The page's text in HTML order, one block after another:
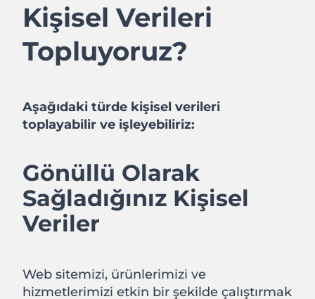
Kişisel Verileri
Topluyoruz?
Aşağıdaki türde kişisel verileri
toplayabilir ve işleyebiliriz:
Gönüllü Olarak
Sağladığınız Kişisel
Veriler
Web sitemizi, ürünlerimizi ve
hizmetlerimizi etkin bir şekilde çalıştırmak